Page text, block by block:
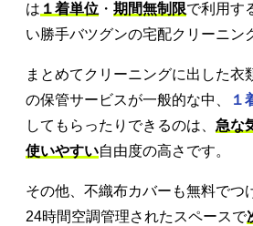
は １着単位 ・ 期間無制限で利用す
い勝手バツグンの宅配クリーニン
まとめてクリーニングに出した衣
の保管サービスが一般的な中、
１
してもらったりできるのは、 急な
使いやすい自由度の高さです。
その他、不織布カバーも無料でつ
24時間空調管理されたスペースで